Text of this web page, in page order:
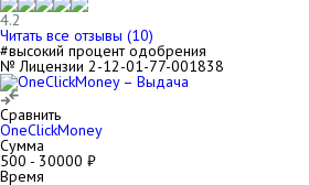
4.2
Читать все отзывы (10)
#высокий процент одобрения
№ Лицензии 2-12-01-77-001838
Сравнить
OneClickMoney
Сумма
500 - 30000 ₽
Время